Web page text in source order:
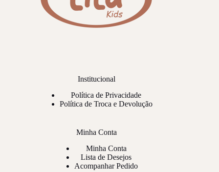
Institucional
Política de Privacidade
Política de Troca e Devolução
Minha Conta
Minha Conta
Lista de Desejos
Acompanhar Pedido